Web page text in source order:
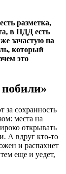
разметка,
в ПДД есть
зачастую на
который
это
сохранность
места на
открывать
А вдруг кто-то
и распахнет
еще и уедет,